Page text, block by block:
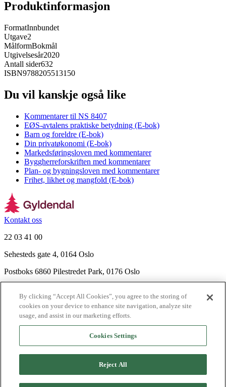
Produktinformasjon
FormatInnbundet
Utgave2
MålformBokmål
Utgivelsesår2020
Antall sider632
ISBN9788205513150
Du vil kanskje også like
Kommentarer til NS 8407
EØS-avtalens praktiske betydning (E-bok)
Barn og foreldre (E-bok)
Din privatøkonomi (E-bok)
Markedsføringsloven med kommentarer
Byggherreforskriften med kommentarer
Plan- og bygningsloven med kommentarer
Frihet, likhet og mangfold (E-bok)
Kontakt oss
22 03 41 00
Sehesteds gate 4, 0164 Oslo
Postboks 6860 Pilestredet Park, 0176 Oslo
Nyhetsbrev
Ledige stillinger
Send inn manus
Agency
By clicking “Accept All Cookies”, you agree to the storing of
cookies on your device to enhance site navigation, analyze site
usage, and assist in our marketing efforts.
Cookies Settings
Reject All